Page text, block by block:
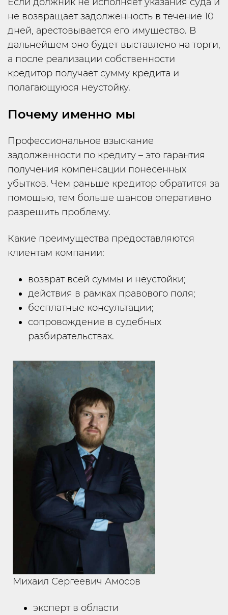
не возвращает задолженность в течение 10
дней, арестовывается его имущество. В
дальнейшем оно будет выставлено на торги,
а после реализации собственности
кредитор получает сумму кредита и
полагающуюся неустойку.
Почему именно мы
Профессиональное взыскание
задолженности по кредиту – это гарантия
получения компенсации понесенных
убытков. Чем раньше кредитор обратится за
помощью, тем больше шансов оперативно
разрешить проблему.
Какие преимущества предоставляются
клиентам компании:
возврат всей суммы и неустойки;
действия в рамках правового поля;
бесплатные консультации;
сопровождение в судебных
разбирательствах.
Михаил Сергеевич Амосов
эксперт в области